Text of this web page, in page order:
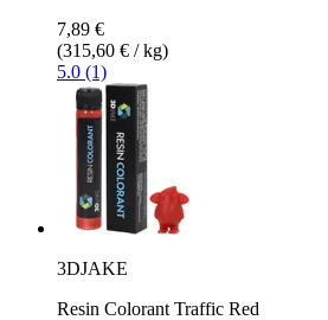
7,89 €
(315,60 € / kg)
5.0 (1)
3DJAKE
Resin Colorant Traffic Red